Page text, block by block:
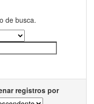
de busca.
registros por